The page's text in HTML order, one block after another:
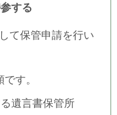
する
て保管申請を行い
す。
遺言書保管所